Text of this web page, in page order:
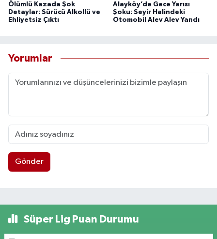
Ölümlü Kazada Şok
Detaylar: Sürücü Alkollü ve
Ehliyetsiz Çıktı
Alayköy’de Gece Yarısı
Şoku: Seyir Halindeki
Otomobil Alev Alev Yandı
Yorumlar
Gönder
Süper Lig Puan Durumu